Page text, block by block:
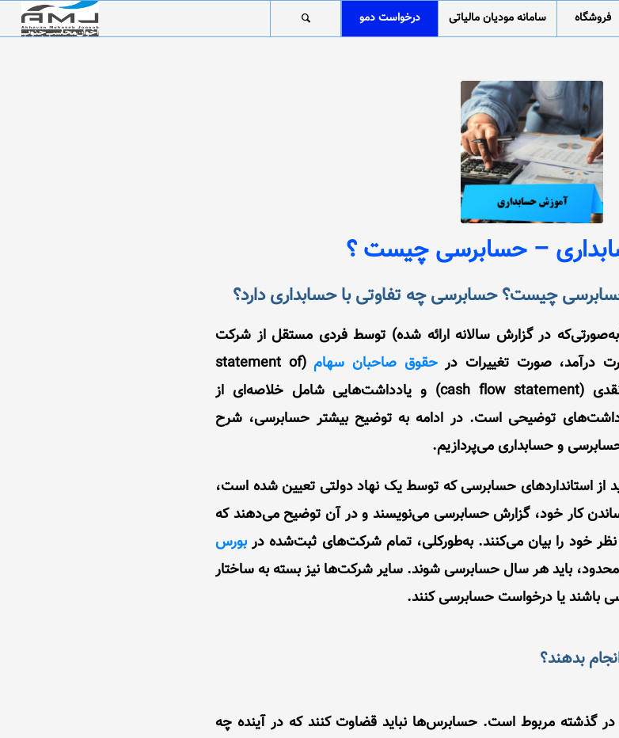
فروشگاه سامانه مودیان مالیاتی درخواست دمو
– حسابرسی چیست ؟
چیست؟ حسابرسی چه تفاوتی با حسابداری دارد؟
در گزارش سالانه ارائه شده) توسط فردی مستقل از شرکت
درآمد، صورت تغییرات درحقوق صاحبان سهام (statement of
changes in equity)، صورت گردش نقدی (cash flow statement) و یادداشت‌هایی شامل خلاصه‌ای از
توضیحی است. در ادامه به توضیح بیشتر حسابرسی، شرح
و حسابداری می‌پردازیم.
از استانداردهای حسابرسی‌ که توسط یک نهاد دولتی تعیین شده است،
کار خود، گزارش حسابرسی می‌نویسند و در آن توضیح می‌دهند که
نظر خود را بیان می‌کنند. به‌طورکلی، تمام شرکت‌های ثبت‌شده در بورس
باید هر سال حسابرسی شوند. سایر شرکت‌ها نیز بسته‌ به ساختار
باشند یا درخواست حسابرسی کنند.
بدهند؟
گذشته مربوط است. حسابرس‌ها نباید قضاوت کنند که در آینده چه